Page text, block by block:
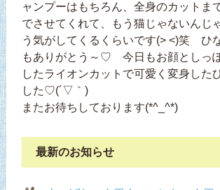
ャンプーはもちろん、全身のカットま
でさせてくれて、もう猫じゃないんじ
う気がしてくるくらいです(> <)笑 ひ
もありがとう～♡ 今日もお顔としっ
したライオンカットで可愛く変身した
した♡(´▽｀)
またお待ちしております(*^_^*)
最新のお知らせ